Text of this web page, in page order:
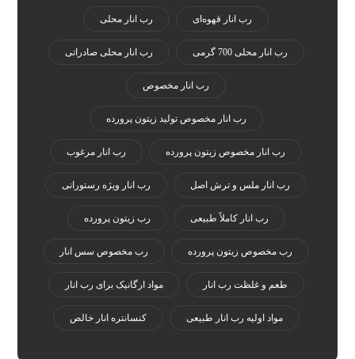
رب انار قهوه‌ای رب انار محلی
رب انار محلی 700 گرمی رب انار محلی صادراتی
رب انار مخصوص
رب انار مخصوص تولید زیتون پرورده
رب انار مخصوص زیتون پرورده رب انار مرغوب
رب انار ملس و ترش اصل رب انار ویژه رستورانی
رب انار کاملاً طبیعی رب زیتون پرورده
رب مخصوص زیتون پرورده رب مخصوص سس انار
طعم و غلظت رب انار مواد ارگانیک برای رب انار
مواد اولیه رب انار طبیعی کنسانتره انار خالص